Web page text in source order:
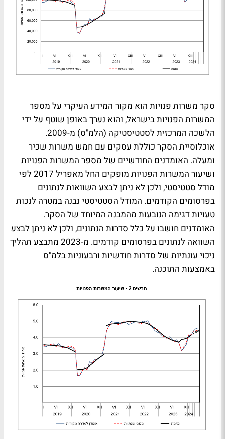
סקר משרות פנויות הוא מקור המידע העיקרי על מספר
המשרות הפנויות בישראל, והוא נערך באופן שוטף על ידי
הלשכה המרכזית לסטטיסטיקה (הלמ"ס) מ-2009.
אוכלוסיית הסקר כוללת עסקים עם חמש משרות שכיר
ומעלה. האומדנים החודשיים של מספר המשרות הפנויות
ושיעור המשרות הפנויות מופקים החל מאפריל 2017 לפי
מודל סטטיסטי, ולכן לא ניתן לבצע השוואות לנתונים
בפרסומים הקודמים. המודל הסטטיסטי נבנה במטרה לנכות
טעויות דגימה הנובעות מהמבנה המיוחד של הסקר.
האומדנים חושבו על כלל סדרות הנתונים, ולכן לא ניתן לבצע
השוואה לנתונים בפרסומים קודמים. מ-2023 מתבצע תהליך
ניכוי עונתיות של סדרות חודשיות ורבעוניות בלמ"ס
באמצעות התוכנה.